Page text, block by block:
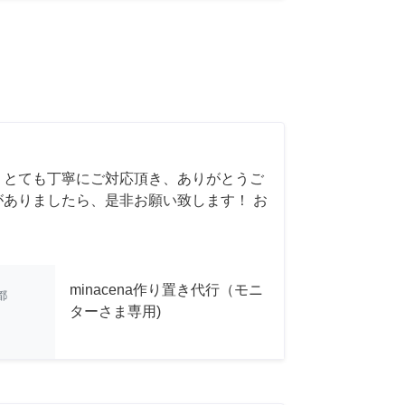
ても丁寧にご対応頂き、ありがとうご
りましたら、是非お願い致します！ お
minacena作り置き代行（モニ
ターさま専用)